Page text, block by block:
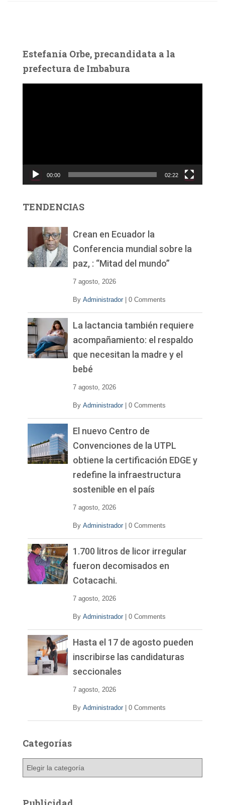
Estefanía Orbe, precandidata a la
prefectura de Imbabura
c
d
00:00 02:22
TENDENCIAS
Crean en Ecuador la
Conferencia mundial sobre la
paz, : “Mitad del mundo”
7 agosto, 2026
By Administrador 0 Comments
La lactancia también requiere
acompañamiento: el respaldo
que necesitan la madre y el
bebé
7 agosto, 2026
By Administrador 0 Comments
El nuevo Centro de
Convenciones de la UTPL
obtiene la certificación EDGE y
redefine la infraestructura
sostenible en el país
7 agosto, 2026
By Administrador 0 Comments
1.700 litros de licor irregular
fueron decomisados en
Cotacachi.
7 agosto, 2026
By Administrador 0 Comments
Hasta el 17 de agosto pueden
inscribirse las candidaturas
seccionales
7 agosto, 2026
By Administrador 0 Comments
Categorías